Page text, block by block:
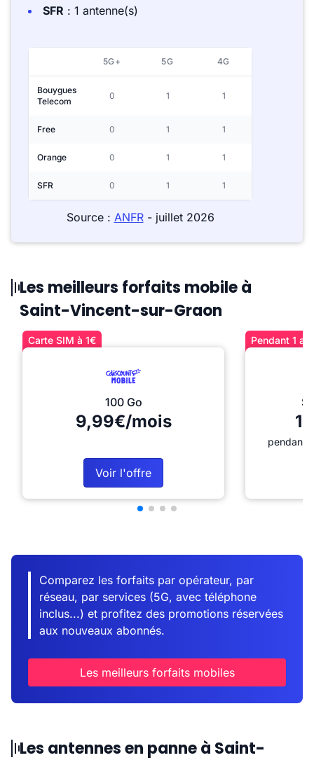
SFR : 1 antenne(s)
5G+ 5G 4G
Bouygues
Telecom
0 1 1
Free 0 1 1
Orange 0 1 1
SFR 0 1 1
Source : ANFR- juillet 2026
Les meilleurs forfaits mobile à
Saint-Vincent-sur-Graon
Carte SIM à 1€
100 Go
9,99€/mois
Voir l'offre
Pendant 1
pendant
Comparez les forfaits par opérateur, par
réseau, par services (5G, avec téléphone
inclus...) et profitez des promotions réservées
aux nouveaux abonnés.
Les meilleurs forfaits mobiles
Les antennes en panne à Saint-